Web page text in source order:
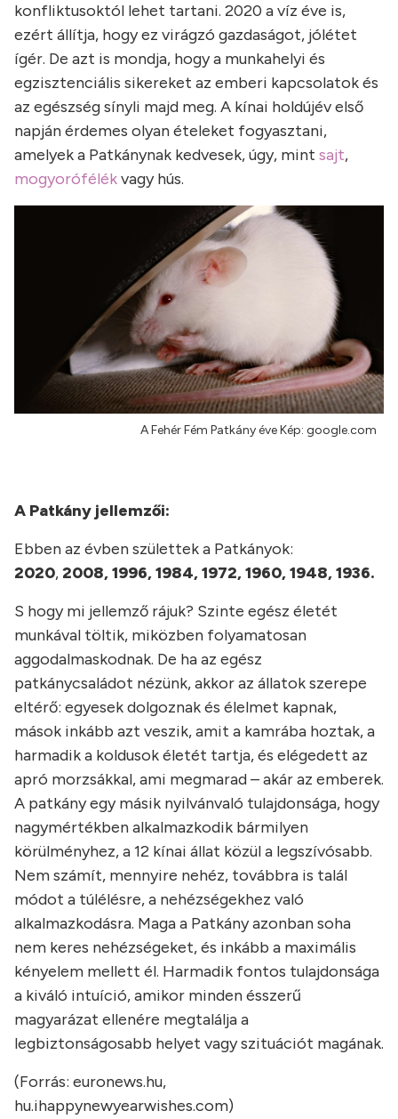
konfliktusoktól lehet tartani. 2020 a víz éve is,
ezért állítja, hogy ez virágzó gazdaságot, jólétet
ígér. De azt is mondja, hogy a munkahelyi és
egzisztenciális sikereket az emberi kapcsolatok és
az egészség sínyli majd meg. A kínai holdújév első
napján érdemes olyan ételeket fogyasztani,
amelyek a Patkánynak kedvesek, úgy, mint sajt,
mogyorófélékvagy hús.
A Fehér Fém Patkány éve Kép: google.com
A Patkány jellemzői:
Ebben az évben születtek a Patkányok:
2020,2008, 1996, 1984, 1972, 1960, 1948, 1936.
S hogy mi jellemző rájuk? Szinte egész életét
munkával töltik, miközben folyamatosan
aggodalmaskodnak. De ha az egész
patkánycsaládot nézünk, akkor az állatok szerepe
eltérő: egyesek dolgoznak és élelmet kapnak,
mások inkább azt veszik, amit a kamrába hoztak, a
harmadik a koldusok életét tartja, és elégedett az
apró morzsákkal, ami megmarad – akár az emberek.
A patkány egy másik nyilvánvaló tulajdonsága, hogy
nagymértékben alkalmazkodik bármilyen
körülményhez, a 12 kínai állat közül a legszívósabb.
Nem számít, mennyire nehéz, továbbra is talál
módot a túlélésre, a nehézségekhez való
alkalmazkodásra. Maga a Patkány azonban soha
nem keres nehézségeket, és inkább a maximális
kényelem mellett él. Harmadik fontos tulajdonsága
a kiváló intuíció, amikor minden ésszerű
magyarázat ellenére megtalálja a
legbiztonságosabb helyet vagy szituációt magának.
(Forrás: euronews.hu,
hu.ihappynewyearwishes.com)